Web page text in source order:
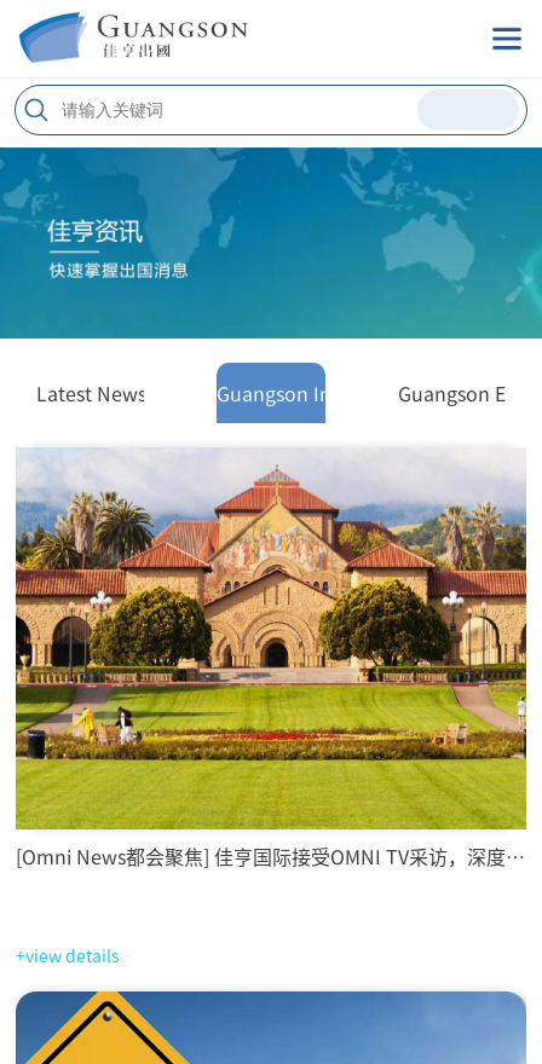
Latest News Guangson Interview Guangson
[Omni News都会聚焦] 佳亨国际接受OMNI TV采访，深度剖析学签直通新政对移民留学的影响
+view details